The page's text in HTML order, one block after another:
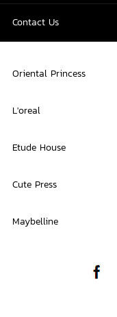
Contact Us
Oriental Princess
L'oreal
Etude House
Cute Press
Maybelline